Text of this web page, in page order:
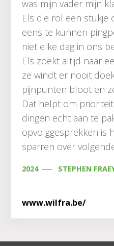
was mijn vader mijn
Els die rol een stukje
eens te kunnen
niet elke dag in ons
Els zoekt altijd naar
ze windt er nooit
pijnpunten bloot en
Dat helpt om
dingen echt aan te
opvolggesprekken is
sparren over
2024 STEPHEN
www.wilfra.be/